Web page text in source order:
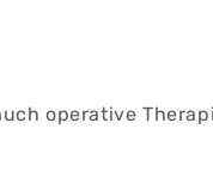
operative